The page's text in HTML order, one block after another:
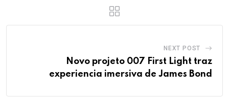
NEXT POST
Novo projeto 007 First Light traz
experiencia imersiva de James Bond